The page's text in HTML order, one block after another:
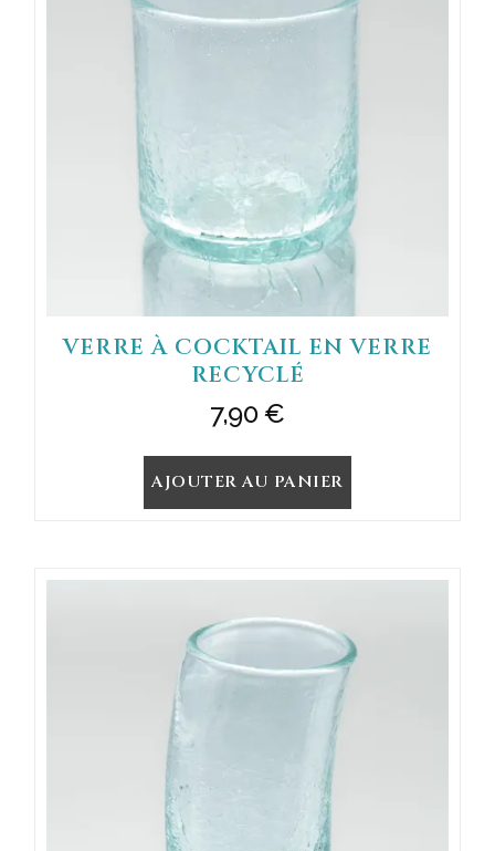
VERRE À COCKTAIL EN VERRE
RECYCLÉ
7,90€
AJOUTER AU PANIER